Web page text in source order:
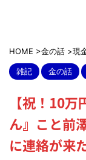
HOME >金の話 >現
雑記 金の話
【祝！10
ん』こと前
に連絡が来